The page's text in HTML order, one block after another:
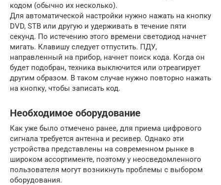
кодом (обычно их несколько).
Для автоматической настройки нужно нажать на кнопку
DVD, STB или другую и удерживать в течение пяти
секунд. По истечению этого времени светодиод начнет
мигать. Клавишу следует отпустить. ПДУ,
направленный на прибор, начнет поиск кода. Когда он
будет подобран, техника выключится или отреагирует
другим образом. В таком случае нужно повторно нажать
на кнопку, чтобы записать код.
Необходимое оборудование
Как уже было отмечено ранее, для приема цифрового
сигнала требуется антенна и ресивер. Однако эти
устройства представлены на современном рынке в
широком ассортименте, поэтому у неосведомленного
пользователя могут возникнуть проблемы с выбором
оборудования.